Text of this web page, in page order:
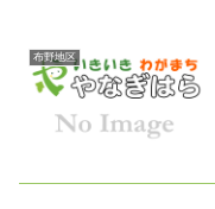
布野地区